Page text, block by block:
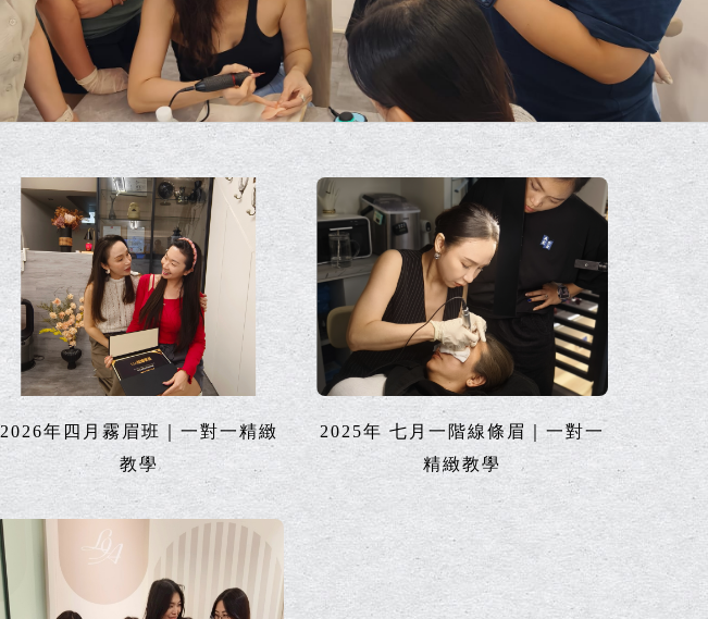
2026年四月霧眉班｜一對一精緻
教學
2025年 七月一階線條眉｜一對一
精緻教學